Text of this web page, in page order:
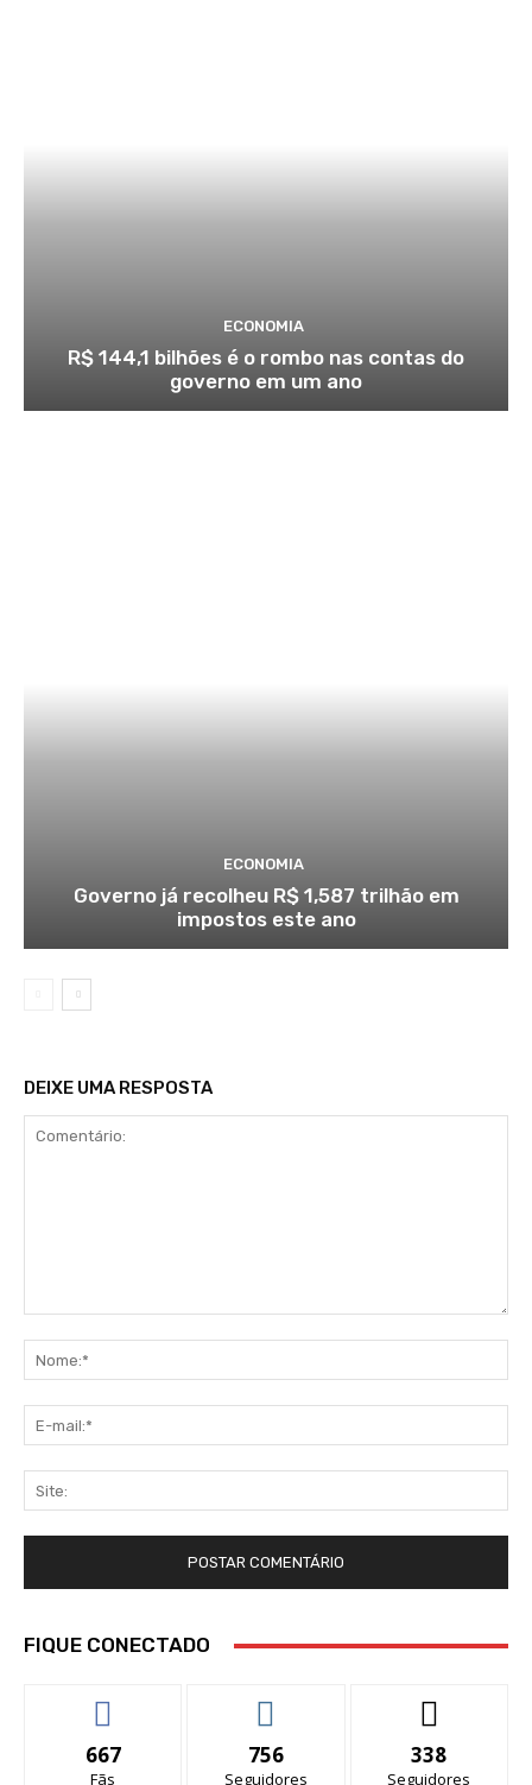
ECONOMIA
R$ 144,1 bilhões é o rombo nas contas do
governo em um ano
ECONOMIA
Governo já recolheu R$ 1,587 trilhão em
impostos este ano
DEIXE UMA RESPOSTA
FIQUE CONECTADO
667
Fãs
756
Seguidores
338
Seguidores